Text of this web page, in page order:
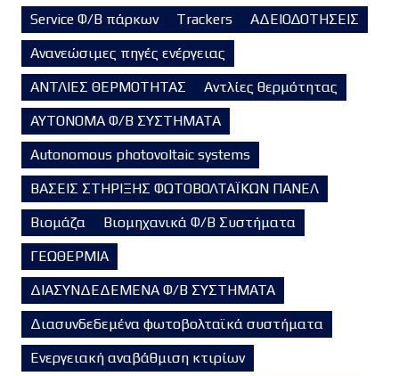
Service Φ/Β πάρκων Trackers
ΑΔΕΙΟΔΟΤΗΣΕΙΣ
Ανανεώσιμες πηγές ενέργειας
ΑΝΤΛΙΕΣ ΘΕΡΜΟΤΗΤΑΣ
Αντλίες θερμότητας
ΑΥΤΟΝΟΜΑ Φ/Β ΣΥΣΤΗΜΑΤΑ
Autonomous photovoltaic systems
ΒΑΣΕΙΣ ΣΤΗΡΙΞΗΣ ΦΩΤΟΒΟΛΤΑΪΚΩΝ ΠΑΝΕΛ
Βιομάζα
Βιομηχανικά Φ/Β Συστήματα
ΓΕΩΘΕΡΜΙΑ
ΔΙΑΣΥΝΔΕΔΕΜΕΝΑ Φ/Β ΣΥΣΤΗΜΑΤΑ
Διασυνδεδεμένα φωτοβολταϊκά συστήματα
Ενεργειακή αναβάθμιση κτιρίων